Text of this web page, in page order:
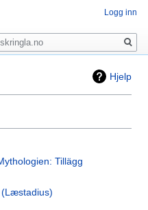
Hjelp
Tillägg
(Læstadius)
Logg inn